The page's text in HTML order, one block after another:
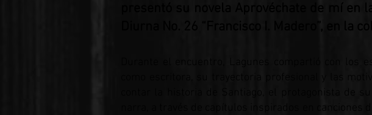
presentó su novela Aprovéchate de mí en
Diurna No. 26 “Francisco I. Madero”, en la
Durante el encuentro, Lagunes compartió con los
como escritora, su trayectoria profesional y las
contar la historia de Santiago, el protagonista de
narra, a través de capítulos inspirados en canciones